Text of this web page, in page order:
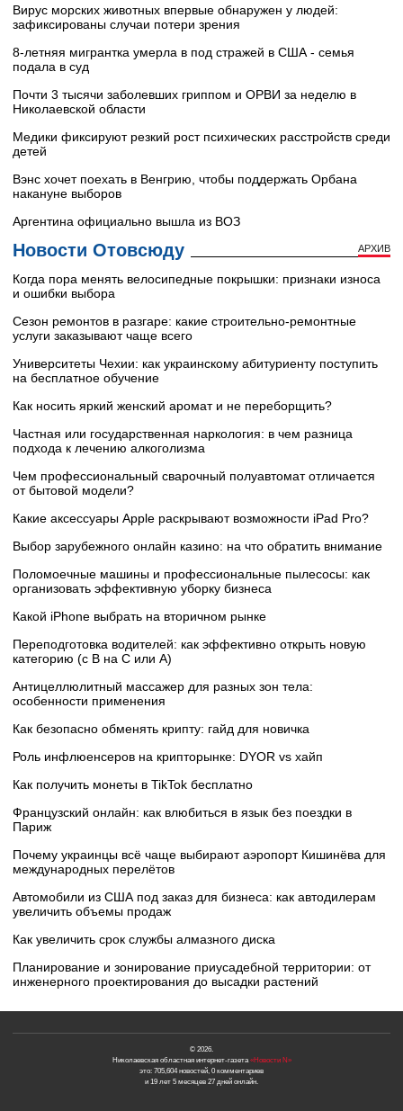
Вирус морских животных впервые обнаружен у людей:
зафиксированы случаи потери зрения
8-летняя мигрантка умерла в под стражей в США - семья
подала в суд
Почти 3 тысячи заболевших гриппом и ОРВИ за неделю в
Николаевской области
Медики фиксируют резкий рост психических расстройств среди
детей
Вэнс хочет поехать в Венгрию, чтобы поддержать Орбана
накануне выборов
Аргентина официально вышла из ВОЗ
Новости Отовсюду АРХИВ
Когда пора менять велосипедные покрышки: признаки износа
и ошибки выбора
Сезон ремонтов в разгаре: какие строительно-ремонтные
услуги заказывают чаще всего
Университеты Чехии: как украинскому абитуриенту поступить
на бесплатное обучение
Как носить яркий женский аромат и не переборщить?
Частная или государственная наркология: в чем разница
подхода к лечению алкоголизма
Чем профессиональный сварочный полуавтомат отличается
от бытовой модели?
Какие аксессуары Apple раскрывают возможности iPad Pro?
Выбор зарубежного онлайн казино: на что обратить внимание
Поломоечные машины и профессиональные пылесосы: как
организовать эффективную уборку бизнеса
Какой iPhone выбрать на вторичном рынке
Переподготовка водителей: как эффективно открыть новую
категорию (с B на C или А)
Антицеллюлитный массажер для разных зон тела:
особенности применения
Как безопасно обменять крипту: гайд для новичка
Роль инфлюенсеров на крипторынке: DYOR vs хайп
Как получить монеты в TikTok бесплатно
Французский онлайн: как влюбиться в язык без поездки в
Париж
Почему украинцы всё чаще выбирают аэропорт Кишинёва для
международных перелётов
Автомобили из США под заказ для бизнеса: как автодилерам
увеличить объемы продаж
Как увеличить срок службы алмазного диска
Планирование и зонирование приусадебной территории: от
инженерного проектирования до высадки растений
© 2026.
Николаевская областная интернет-газета«Новости N»
это: 705,604 новостей, 0 комментариев
и 19 лет 5 месяцев 27 дней онлайн.